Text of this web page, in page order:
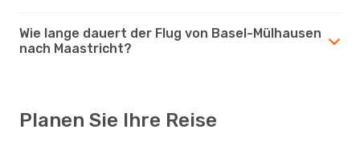
Wie lange dauert der Flug von Basel-Mülhausen
nach Maastricht?
Planen Sie Ihre Reise